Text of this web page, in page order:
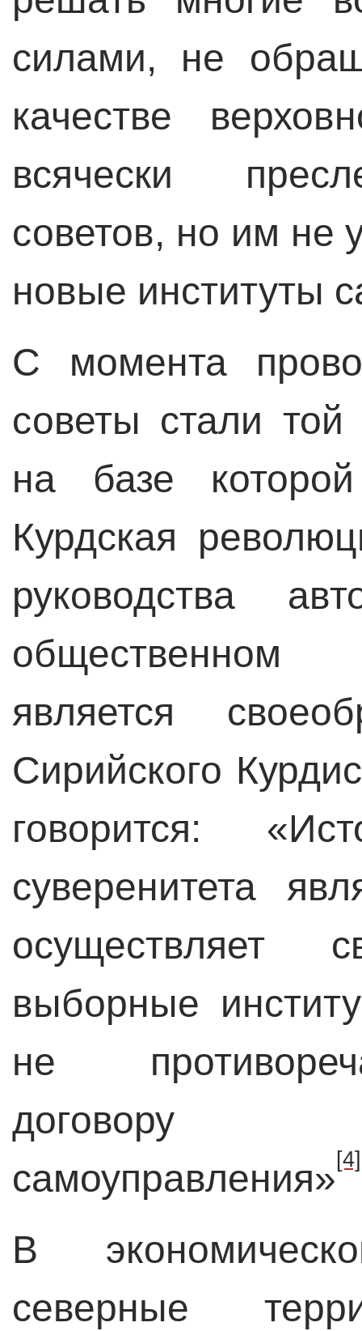
силами, не
качестве
всячески
советов, но им не
новые институты
С момента
советы стали той
на базе
Курдская
руководства
общественном
является
Сирийского
говорится:
суверенитета
осуществляет
выборные
не
договору
самоуправления» [4]
В
северные